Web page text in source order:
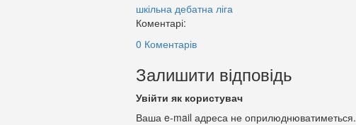
шкільна дебатна ліга
Коментарі:
0 Коментарів
Залишити відповідь
Увійти як користувач
Ваша e-mail адреса не оприлюднюватиметься.